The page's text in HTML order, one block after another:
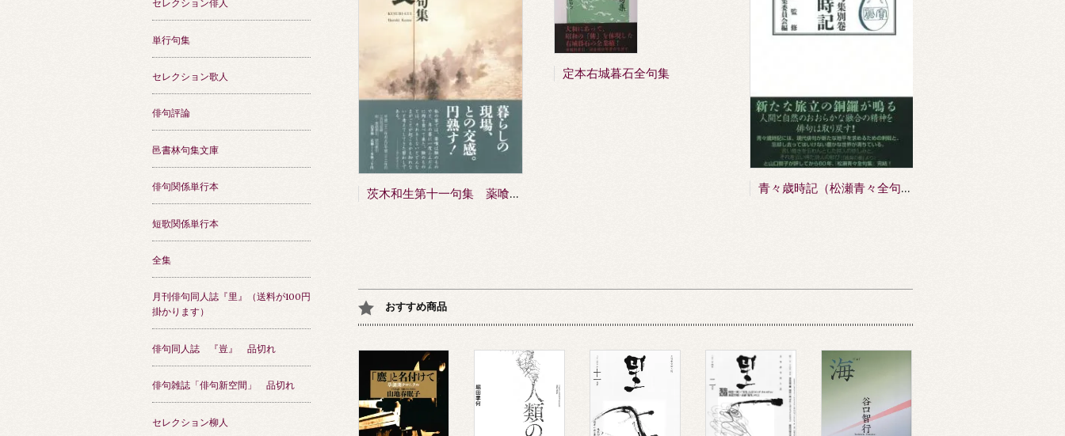
茨木和生第十一句集 薬喰 KUSURI-GUI
定本右城暮石全句集
青々歳時記（松瀬青々全句集別巻）
おすすめ商品
セレクション俳人
単行句集
セレクション歌人
俳句評論
邑書林句集文庫
俳句関係単行本
短歌関係単行本
全集
月刊俳句同人誌『里』（送料が100円
掛かります）
俳句同人誌 『豈』 品切れ
俳句雑誌「俳句新空間」 品切れ
セレクション柳人